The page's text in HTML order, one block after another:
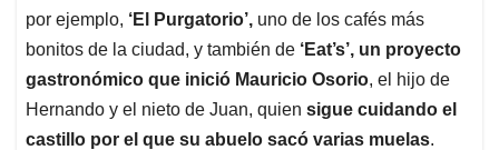
por ejemplo, ‘El Purgatorio’, uno de los cafés más
bonitos de la ciudad, y también de ‘Eat’s’, un proyecto
gastronómico que inició Mauricio Osorio, el hijo de
Hernando y el nieto de Juan, quien sigue cuidando el
castillo por el que su abuelo sacó varias muelas.